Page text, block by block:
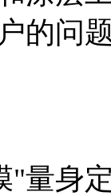
的问
"量身